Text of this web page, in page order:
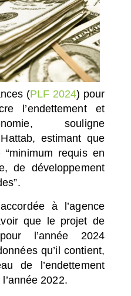
(PLF 2024) pour
l’endettement et
souligne
estimant que
requis en
de développement
à l’agence
que le projet de
l’année 2024
qu’il contient,
de l’endettement
2022.